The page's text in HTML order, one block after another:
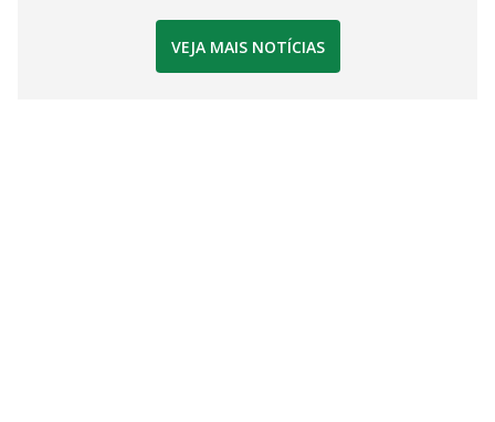
VEJA MAIS NOTÍCIAS